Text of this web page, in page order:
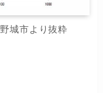
城市より抜粋